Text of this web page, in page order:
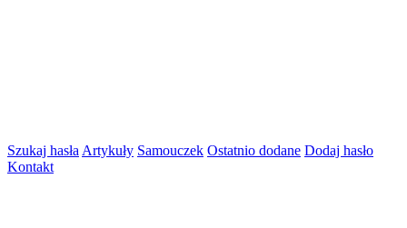
Szukaj hasła Artykuły Samouczek Ostatnio dodane Dodaj hasło
Kontakt